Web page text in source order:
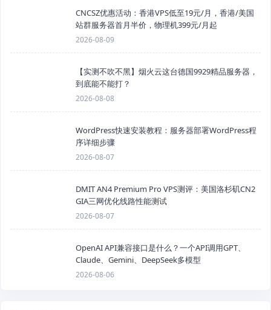
CNCSZ优惠活动：香港VPS低至19元/月，香港/美国
站群服务器首月半价，物理机399元/月起
2026-08-09
【实测不吹不黑】烟火云这台德国9929精品服务器，
到底能不能打？
2026-08-08
WordPress快速安装教程：服务器部署WordPress程
序详细步骤
2026-08-07
DMIT AN4 Premium Pro VPS测评：美国洛杉矶CN2
GIA三网优化线路性能测试
2026-08-07
OpenAI API兼容接口是什么？一个API调用GPT、
Claude、Gemini、DeepSeek多模型
2026-08-06